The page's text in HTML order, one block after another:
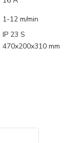
1-12 m/min
IP 23 S
470x200x310 mm